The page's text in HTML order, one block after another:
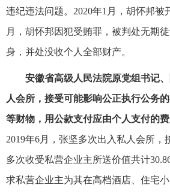
违纪违法问题。2020年1月，胡怀邦被
月，胡怀邦因犯受贿罪，被判处无期
身，并处没收个人全部财产。
安徽省高级人民法院原党组书记
人会所，接受可能影响公正执行公务
等财物，用公款支付应由个人支付的费
2019年6月，张坚多次出入私人会所，
多次收受私营企业主所送价值共计
求私营企业主为其在高档酒店、住宅